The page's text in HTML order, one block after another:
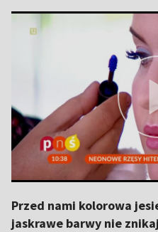
Przed nami kolorowa
jaskrawe barwy nie